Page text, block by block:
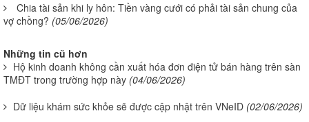
Chia tài sản khi ly hôn: Tiền vàng cưới có phải tài sản chung của
vợ chồng? (05/06/2026)
Những tin cũ hơn
Hộ kinh doanh không cần xuất hóa đơn điện tử bán hàng trên sàn
TMĐT trong trường hợp này (04/06/2026)
Dữ liệu khám sức khỏe sẽ được cập nhật trên VNeID (02/06/2026)